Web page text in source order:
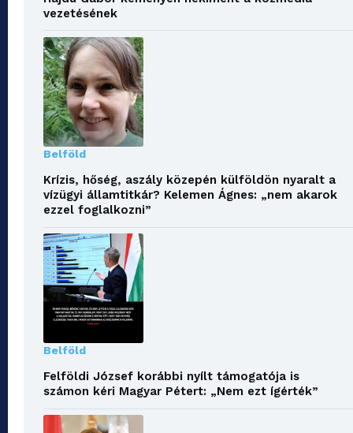
vezetésének
Belföld
Krízis, hőség, aszály közepén külföldön nyaralt a
vízügyi államtitkár? Kelemen Ágnes: „nem akarok
ezzel foglalkozni”
Belföld
Felföldi József korábbi nyílt támogatója is
számon kéri Magyar Pétert: „Nem ezt ígérték”